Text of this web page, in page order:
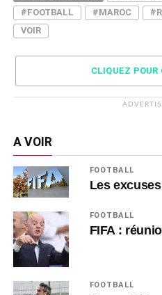
#FOOTBALL
#MAROC
VOIR
CLIQUEZ
A VOIR
FOOTBALL
Les
FOOTBALL
FIFA :
FOOTBALL